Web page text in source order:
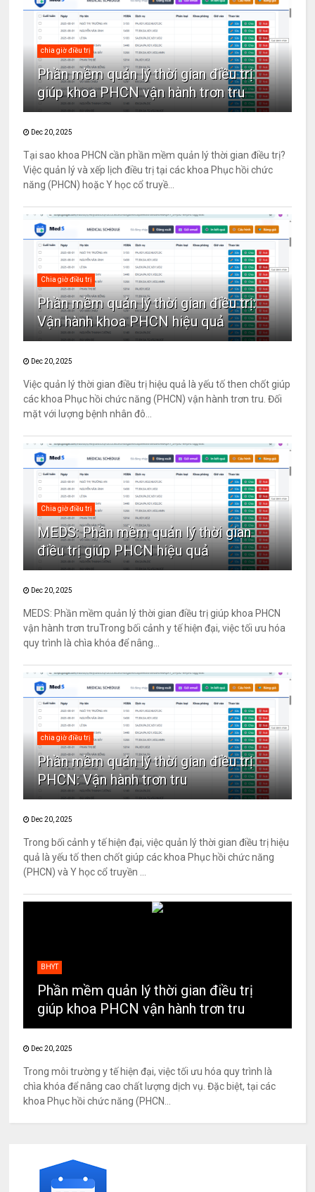
chia giờ điều trị
Phần mềm quản lý thời gian điều trị
giúp khoa PHCN vận hành trơn tru
Dec 20, 2025
Tại sao khoa PHCN cần phần mềm quản lý thời gian điều trị?
Việc quản lý và xếp lịch điều trị tại các khoa Phục hồi chức
năng (PHCN) hoặc Y học cổ truyề...
Chia giờ điều trị
Phần mềm quản lý thời gian điều trị:
Vận hành khoa PHCN hiệu quả
Dec 20, 2025
Việc quản lý thời gian điều trị hiệu quả là yếu tố then chốt giúp
các khoa Phục hồi chức năng (PHCN) vận hành trơn tru. Đối
mặt với lượng bệnh nhân đô...
Chia giờ điều trị
MEDS: Phần mềm quản lý thời gian
điều trị giúp PHCN hiệu quả
Dec 20, 2025
MEDS: Phần mềm quản lý thời gian điều trị giúp khoa PHCN
vận hành trơn truTrong bối cảnh y tế hiện đại, việc tối ưu hóa
quy trình là chìa khóa để nâng...
chia giờ điều trị
Phần mềm quản lý thời gian điều trị
PHCN: Vận hành trơn tru
Dec 20, 2025
Trong bối cảnh y tế hiện đại, việc quản lý thời gian điều trị hiệu
quả là yếu tố then chốt giúp các khoa Phục hồi chức năng
(PHCN) và Y học cổ truyền ...
BHYT
Phần mềm quản lý thời gian điều trị
giúp khoa PHCN vận hành trơn tru
Dec 20, 2025
Trong môi trường y tế hiện đại, việc tối ưu hóa quy trình là
chìa khóa để nâng cao chất lượng dịch vụ. Đặc biệt, tại các
khoa Phục hồi chức năng (PHCN...